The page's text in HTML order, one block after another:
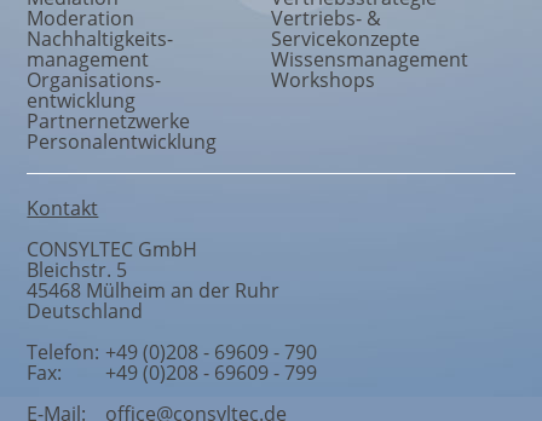
Moderation
Nachhaltigkeits-
management
Organisations-
entwicklung
Partnernetzwerke
Personalentwicklung
Vertriebs- &
Servicekonzepte
Wissensmanagement
Workshops
Kontakt
CONSYLTEC GmbH
Bleichstr. 5
45468 Mülheim an der Ruhr
Deutschland
Telefon: +49 (0)208 - 69609 - 790
Fax:
+49 (0)208 - 69609 - 799
E-Mail:
office@consyltec.de